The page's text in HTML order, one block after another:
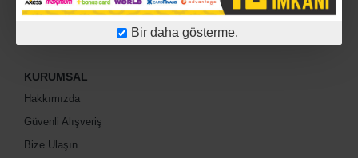
Bir daha gösterme.
KURUMSAL
Hakkımızda
Güvenli Alışveriş
Bize Ulaşın